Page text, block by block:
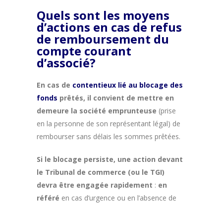
Quels sont les moyens
d’actions en cas de refus
de remboursement du
compte courant
d’associé?
En cas de contentieux lié au blocage des
fonds prêtés, il convient de mettre en
demeure la société emprunteuse (prise
en la personne de son représentant légal) de
rembourser sans délais les sommes prêtées.
Si le blocage persiste, une action devant
le Tribunal de commerce (ou le TGI)
devra être engagée rapidement : en
référé en cas d’urgence ou en l’absence de